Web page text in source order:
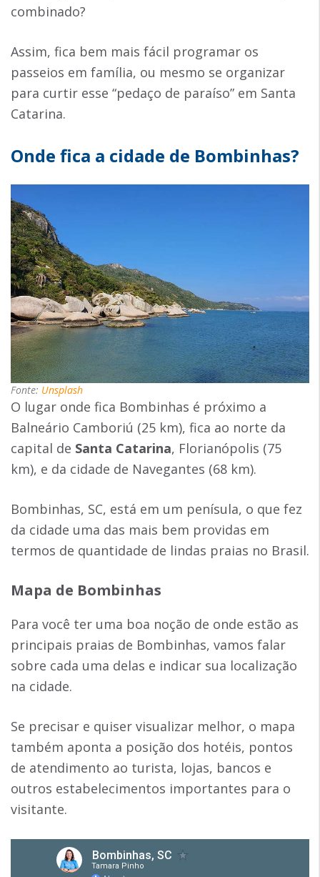
combinado?
Assim, fica bem mais fácil programar os
passeios em família, ou mesmo se organizar
para curtir esse “pedaço de paraíso” em Santa
Catarina.
Onde fica a cidade de Bombinhas?
Fonte: Unsplash
O lugar onde fica Bombinhas é próximo a
Balneário Camboriú (25 km), fica ao norte da
capital de Santa Catarina, Florianópolis (75
km), e da cidade de Navegantes (68 km).
Bombinhas, SC, está em um penísula, o que fez
da cidade uma das mais bem providas em
termos de quantidade de lindas praias no Brasil.
Mapa de Bombinhas
Para você ter uma boa noção de onde estão as
principais praias de Bombinhas, vamos falar
sobre cada uma delas e indicar sua localização
na cidade.
Se precisar e quiser visualizar melhor, o mapa
também aponta a posição dos hotéis, pontos
de atendimento ao turista, lojas, bancos e
outros estabelecimentos importantes para o
visitante.